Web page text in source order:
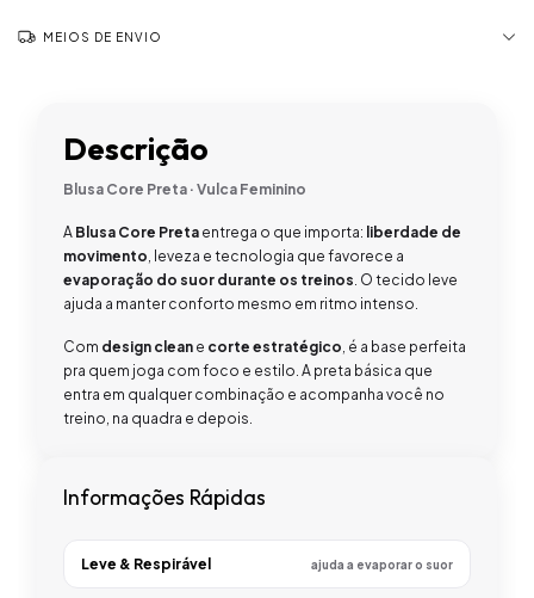
MEIOS DE ENVIO
Descrição
Blusa Core Preta · Vulca Feminino
A Blusa Core Preta entrega o que importa: liberdade de
movimento, leveza e tecnologia que favorece a
evaporação do suor durante os treinos. O tecido leve
ajuda a manter conforto mesmo em ritmo intenso.
Com design clean e corte estratégico, é a base perfeita
pra quem joga com foco e estilo. A preta básica que
entra em qualquer combinação e acompanha você no
treino, na quadra e depois.
Informações Rápidas
Leve & Respirável ajuda a evaporar o suor